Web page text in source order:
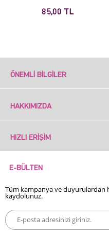
85,00 TL
ÖNEMLI BILGILER
HAKKIMIZDA
HIZLI ERIŞIM
E-BÜLTEN
Tüm kampanya ve duyurulardan
kaydolunuz.